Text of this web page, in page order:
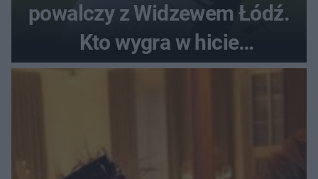
powalczy z Widzewem Łódź.
Kto wygra w hicie
Ekstraklasy?